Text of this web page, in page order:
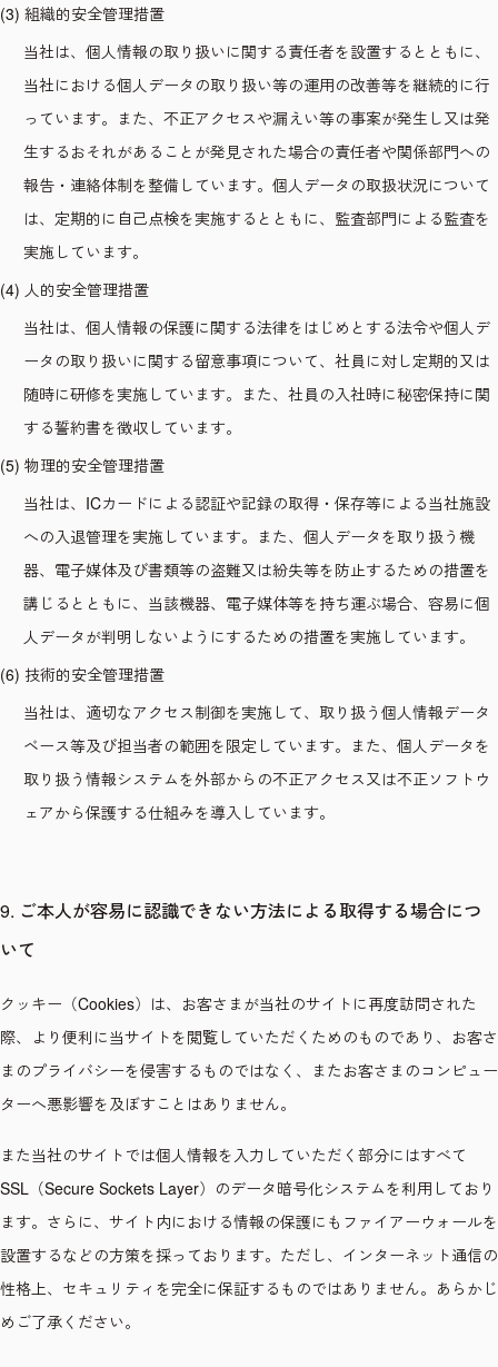
(3) 組織的安全管理措置
当社は、個人情報の取り扱いに関する責任者を設置するとともに、
当社における個人データの取り扱い等の運用の改善等を継続的に行
っています。また、不正アクセスや漏えい等の事案が発生し又は発
生するおそれがあることが発見された場合の責任者や関係部門への
報告・連絡体制を整備しています。個人データの取扱状況について
は、定期的に自己点検を実施するとともに、監査部門による監査を
実施しています。
(4) 人的安全管理措置
当社は、個人情報の保護に関する法律をはじめとする法令や個人デ
ータの取り扱いに関する留意事項について、社員に対し定期的又は
随時に研修を実施しています。また、社員の入社時に秘密保持に関
する誓約書を徴収しています。
(5) 物理的安全管理措置
当社は、ICカードによる認証や記録の取得・保存等による当社施設
への入退管理を実施しています。また、個人データを取り扱う機
器、電子媒体及び書類等の盗難又は紛失等を防止するための措置を
講じるとともに、当該機器、電子媒体等を持ち運ぶ場合、容易に個
人データが判明しないようにするための措置を実施しています。
(6) 技術的安全管理措置
当社は、適切なアクセス制御を実施して、取り扱う個人情報データ
ベース等及び担当者の範囲を限定しています。また、個人データを
取り扱う情報システムを外部からの不正アクセス又は不正ソフトウ
ェアから保護する仕組みを導入しています。
9. ご本人が容易に認識できない方法による取得する場合につ
いて
クッキー（Cookies）は、お客さまが当社のサイトに再度訪問された
際、より便利に当サイトを閲覧していただくためのものであり、お客さ
まのプライバシーを侵害するものではなく、またお客さまのコンピュー
ターへ悪影響を及ぼすことはありません。
また当社のサイトでは個人情報を入力していただく部分にはすべて
SSL（Secure Sockets Layer）のデータ暗号化システムを利用しており
ます。さらに、サイト内における情報の保護にもファイアーウォールを
設置するなどの方策を採っております。ただし、インターネット通信の
性格上、セキュリティを完全に保証するものではありません。あらかじ
めご了承ください。